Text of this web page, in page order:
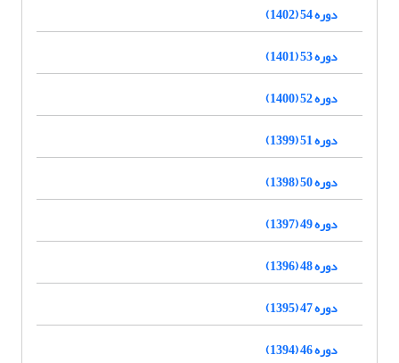
دوره 54 (1402)
دوره 53 (1401)
دوره 52 (1400)
دوره 51 (1399)
دوره 50 (1398)
دوره 49 (1397)
دوره 48 (1396)
دوره 47 (1395)
دوره 46 (1394)